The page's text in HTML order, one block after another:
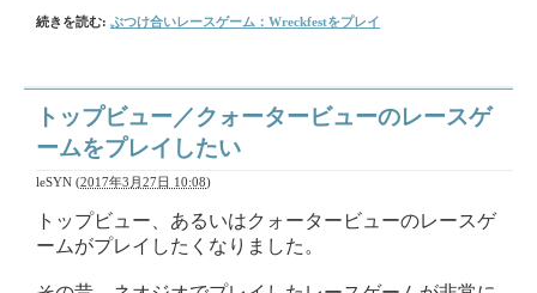
続きを読む: ぶつけ合いレースゲーム：Wreckfestをプレイ
トップビュー／クォータービューのレースゲ
ームをプレイしたい
leSYN (2017年3月27日 10:08)
トップビュー、あるいはクォータービューのレースゲ
ームがプレイしたくなりました。